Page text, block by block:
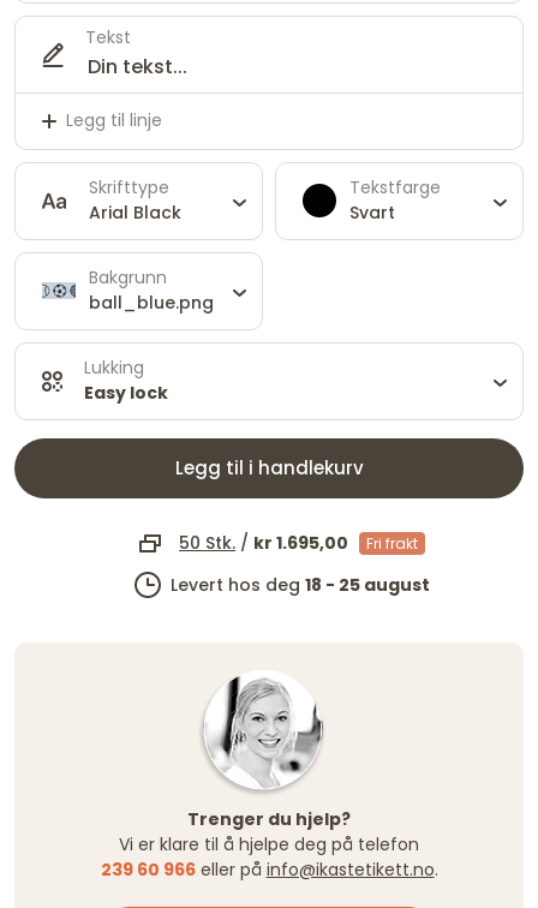
Tekst
Legg til linje
Skrifttype
Arial Black
Tekstfarge
Svart
Bakgrunn
ball_blue.png
Lukking
Easy lock
Legg til i handlekurv
50 Stk. / kr 1.695,00 Fri frakt
Levert hos deg 18 - 25 august
Trenger du hjelp?
Vi er klare til å hjelpe deg på telefon
239 60 966 eller på info@ikastetikett.no.